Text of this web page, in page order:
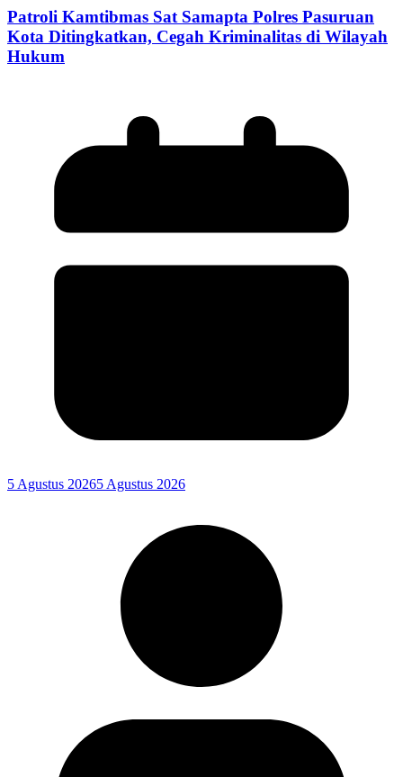
Patroli Kamtibmas Sat Samapta Polres Pasuruan
Kota Ditingkatkan, Cegah Kriminalitas di Wilayah
Hukum
5 Agustus 20265 Agustus 2026